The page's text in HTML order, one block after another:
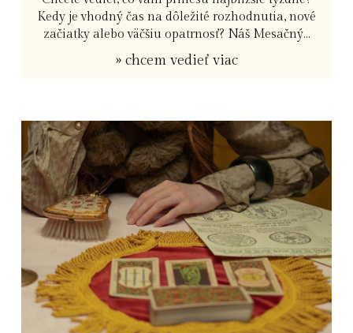
Kedy je vhodný čas na dôležité rozhodnutia, nové
začiatky alebo väčšiu opatrnosť? Náš Mesačný...
» chcem vedieť viac